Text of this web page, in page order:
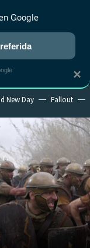
NUEVO
RANKINGS CINE
New Day Fallout
×
Google